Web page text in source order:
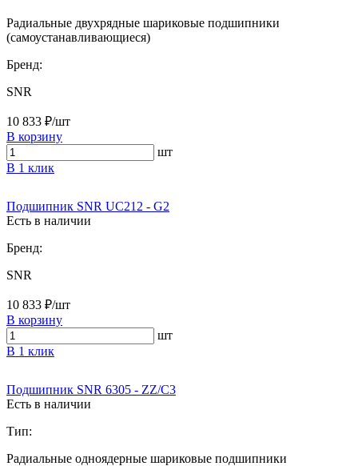
Радиальные двухрядные шариковые подшипники
(самоустанавливающиеся)
Бренд:
SNR
10 833 ₽/шт
В корзину
шт
В 1 клик
Подшипник SNR UC212 - G2
Есть в наличии
Бренд:
SNR
10 833 ₽/шт
В корзину
шт
В 1 клик
Подшипник SNR 6305 - ZZ/C3
Есть в наличии
Тип:
Радиальные одноядерные шариковые подшипники